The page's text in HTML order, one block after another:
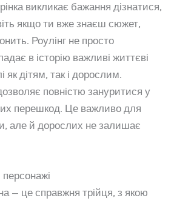
викликає бажання дізнатися,
якщо ти вже знаєш сюжет,
Роулінг не просто
в історію важливі життєві
як дітям, так і дорослим.
повністю зануритися у
перешкод. Це важливо для
але й дорослих не залишає
персонажі
— це справжня трійця, з якою